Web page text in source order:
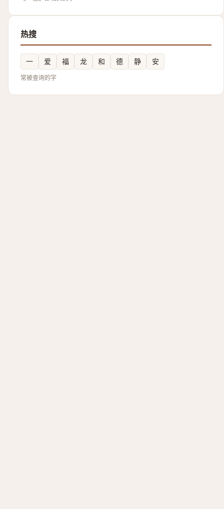
热搜
一 爱 福 龙 和 德 静 安
常被查询的字